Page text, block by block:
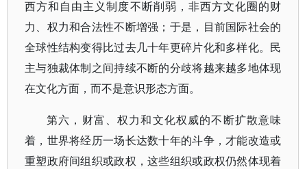
西方和自由主义制度不断削弱，非西方文化圈的财
力、权力和合法性不断增强；于是，目前国际社会的
全球性结构变得比过去几十年更碎片化和多样化。民
主与独裁体制之间持续不断的分歧将越来越多地体现
在文化方面，而不是意识形态方面。
第六，财富、权力和文化权威的不断扩散意味
着，世界将经历一场长达数十年的斗争，才能改造或
重塑政府间组织或政权，这些组织或政权仍然体现着